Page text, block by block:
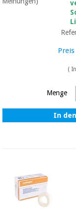
Preis
(
Menge
In